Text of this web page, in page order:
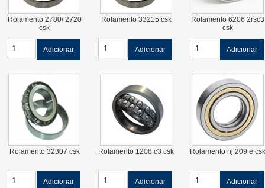
Rolamento 2780/ 2720
csk
Adicionar
Rolamento 33215 csk
Adicionar
Rolamento 6206 2rsc3
csk
Adicionar
Rolamento 32307 csk
Adicionar
Rolamento 1208 c3 csk
Adicionar
Rolamento nj 209 e csk
Adicionar